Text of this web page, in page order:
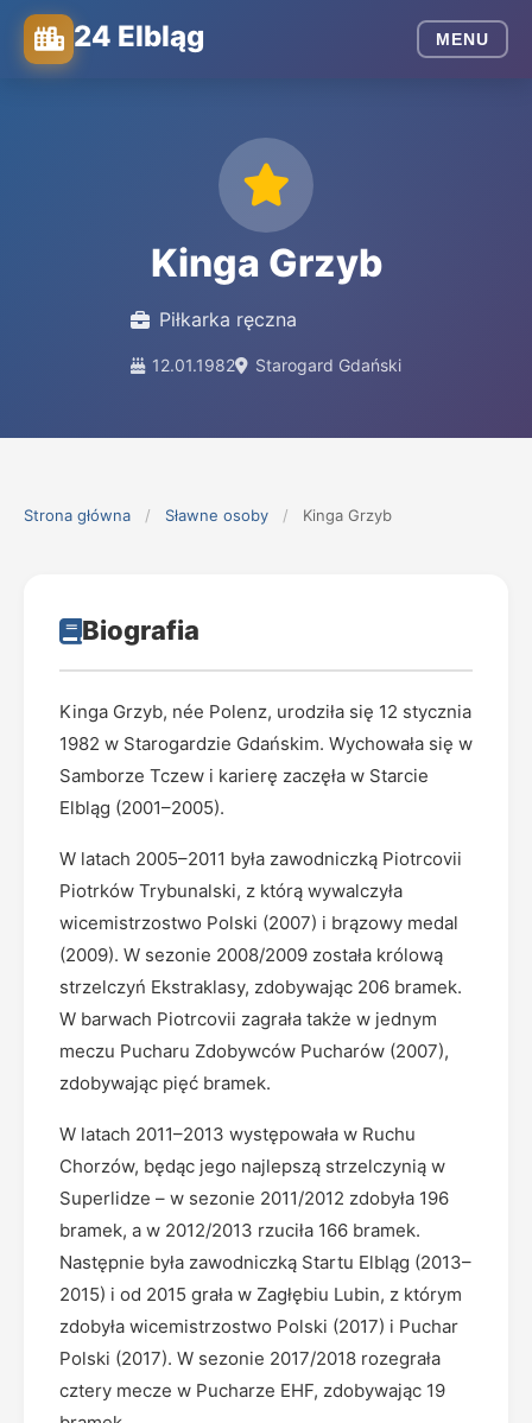
24 Elbląg MENU
Kinga Grzyb
Piłkarka ręczna
12.01.1982 Starogard Gdański
Strona główna / Sławne osoby / Kinga Grzyb
Biografia
Kinga Grzyb, née Polenz, urodziła się 12 stycznia
1982 w Starogardzie Gdańskim. Wychowała się w
Samborze Tczew i karierę zaczęła w Starcie
Elbląg (2001–2005).
W latach 2005–2011 była zawodniczką Piotrcovii
Piotrków Trybunalski, z którą wywalczyła
wicemistrzostwo Polski (2007) i brązowy medal
(2009). W sezonie 2008/2009 została królową
strzelczyń Ekstraklasy, zdobywając 206 bramek.
W barwach Piotrcovii zagrała także w jednym
meczu Pucharu Zdobywców Pucharów (2007),
zdobywając pięć bramek.
W latach 2011–2013 występowała w Ruchu
Chorzów, będąc jego najlepszą strzelczynią w
Superlidze – w sezonie 2011/2012 zdobyła 196
bramek, a w 2012/2013 rzuciła 166 bramek.
Następnie była zawodniczką Startu Elbląg (2013–
2015) i od 2015 grała w Zagłębiu Lubin, z którym
zdobyła wicemistrzostwo Polski (2017) i Puchar
Polski (2017). W sezonie 2017/2018 rozegrała
cztery mecze w Pucharze EHF, zdobywając 19